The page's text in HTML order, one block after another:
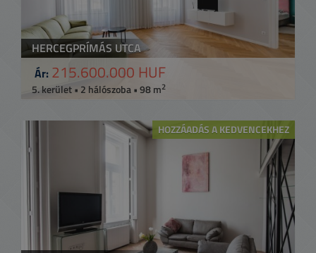
HERCEGPRÍMÁS UTCA
Ár: 215.600.000 HUF
5. kerület • 2 hálószoba • 98 m2
HOZZÁADÁS A KEDVENCEKHEZ